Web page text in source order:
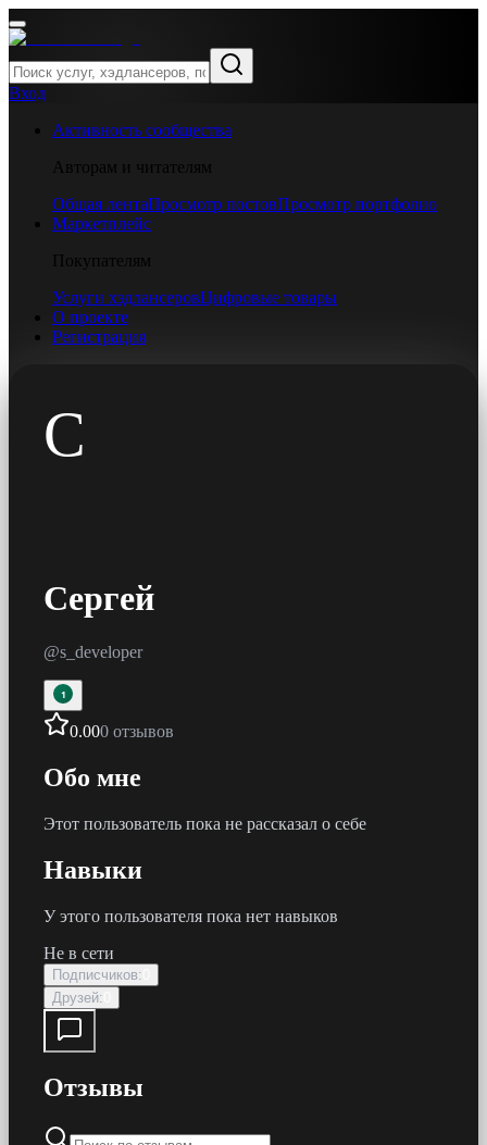
Вход
Активность сообщества
Авторам и читателям
Общая лентаПросмотр постовПросмотр портфолио
Маркетплейс
Покупателям
Услуги хэдлансеровЦифровые товары
О проекте
Регистрация
С
Сергей
@s_developer
1
0.000 отзывов
Обо мне
Этот пользователь пока не рассказал о себе
Навыки
У этого пользователя пока нет навыков
Не в сети
Подписчиков:
Друзей:
Отзывы